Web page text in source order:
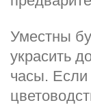
Уместны
украсить
часы.